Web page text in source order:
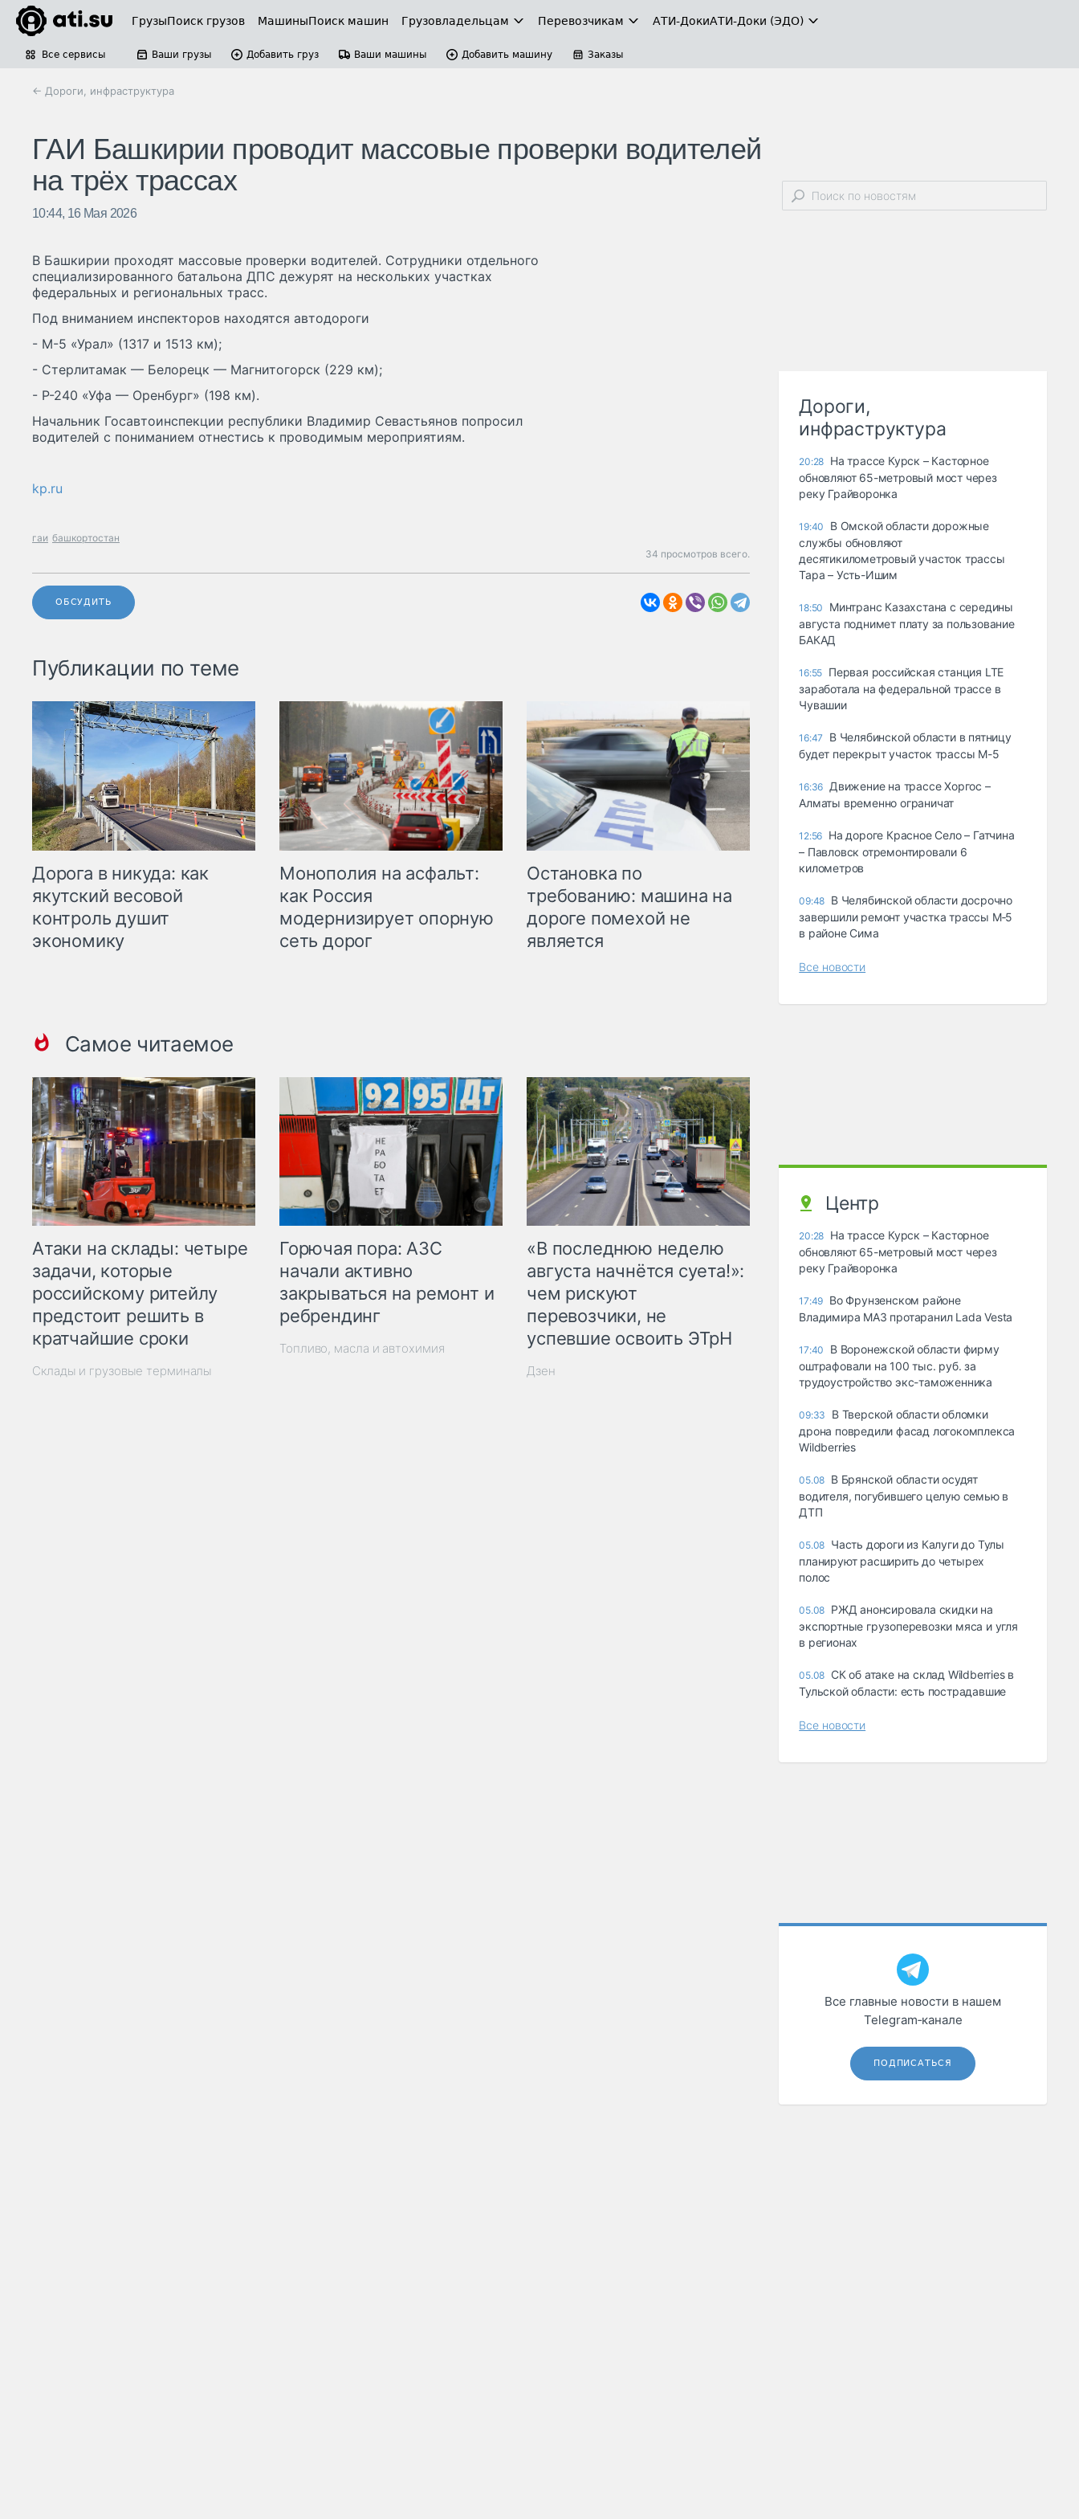
ГрузыПоиск грузов МашиныПоиск машин Грузовладельцам Перевозчикам АТИ-ДокиАТИ-Доки (ЭДО)
Все сервисы Ваши грузы Добавить груз Ваши машины Добавить машину Заказы
← Дороги, инфраструктура
ГАИ Башкирии проводит массовые проверки водителей
на трёх трассах
10:44, 16 Мая 2026
В Башкирии проходят массовые проверки водителей. Сотрудники отдельного
специализированного батальона ДПС дежурят на нескольких участках
федеральных и региональных трасс.
Под вниманием инспекторов находятся автодороги
- М-5 «Урал» (1317 и 1513 км);
- Стерлитамак — Белорецк — Магнитогорск (229 км);
- Р-240 «Уфа — Оренбург» (198 км).
Начальник Госавтоинспекции республики Владимир Севастьянов попросил
водителей с пониманием отнестись к проводимым мероприятиям.
kp.ru
гаи башкортостан
34 просмотров всего.
ОБСУДИТЬ
Публикации по теме
Дорога в никуда: как
якутский весовой
контроль душит
экономику
Монополия на асфальт:
как Россия
модернизирует опорную
сеть дорог
Остановка по
требованию: машина на
дороге помехой не
является
Самое читаемое
Атаки на склады: четыре
задачи, которые
российскому ритейлу
предстоит решить в
кратчайшие сроки
Склады и грузовые терминалы
Горючая пора: АЗС
начали активно
закрываться на ремонт и
ребрендинг
Топливо, масла и автохимия
«В последнюю неделю
августа начнётся суета!»:
чем рискуют
перевозчики, не
успевшие освоить ЭТрН
Дзен
Дороги,
инфраструктура
20:28 На трассе Курск – Касторное
обновляют 65-метровый мост через
реку Грайворонка
19:40
В Омской области дорожные
службы обновляют
десятикилометровый участок трассы
Тара – Усть-Ишим
18:50
Минтранс Казахстана с середины
августа поднимет плату за пользование
БАКАД
16:55 Первая российская станция LTE
заработала на федеральной трассе в
Чувашии
16:47
В Челябинской области в пятницу
будет перекрыт участок трассы М-5
16:36 Движение на трассе Хоргос –
Алматы временно ограничат
12:56 На дороге Красное Село – Гатчина
– Павловск отремонтировали 6
километров
09:48 В Челябинской области досрочно
завершили ремонт участка трассы М‑5
в районе Сима
Все новости
Центр
20:28 На трассе Курск – Касторное
обновляют 65-метровый мост через
реку Грайворонка
17:49 Во Фрунзенском районе
Владимира МАЗ протаранил Lada Vesta
17:40
В Воронежской области фирму
оштрафовали на 100 тыс. руб. за
трудоустройство экс-таможенника
09:33
В Тверской области обломки
дрона повредили фасад логокомплекса
Wildberries
05.08 В Брянской области осудят
водителя, погубившего целую семью в
ДТП
05.08 Часть дороги из Калуги до Тулы
планируют расширить до четырех
полос
05.08 РЖД анонсировала скидки на
экспортные грузоперевозки мяса и угля
в регионах
05.08 СК об атаке на склад Wildberries в
Тульской области: есть пострадавшие
Все новости
Все главные новости в нашем
Telegram‑канале
ПОДПИСАТЬСЯ